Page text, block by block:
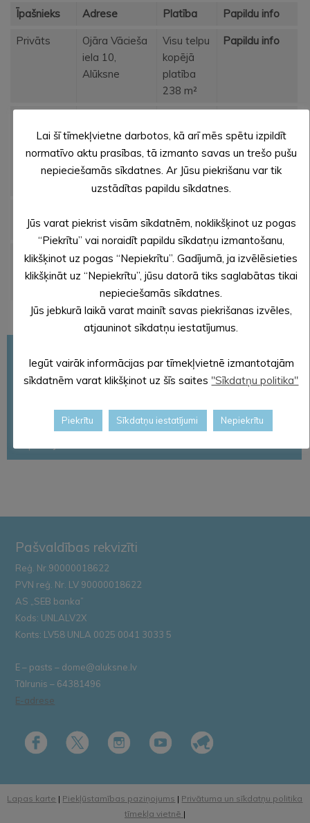
Īpašnieks Adrese Platība Papildu info
Privāts
Ojāra Vācieša
iela 10,
Alūksne
Visu telpu
kopējā
platība
238 m²
Papildu info
novada
pašvaldība
Liepnas
pagasts,
Alūksnes
novads
1.0017ha
Apbūves
laukums
683.2 m²
Liepnas
pagasts,
Alūksnes
novads
3, Alūksne
Privāts
Rūpniecības
iela 2P,
Alūksne
2000 m2 Papildu info
Atbalsta institūcijas uzņēmējiem
Investīciju teritorijas
Pašvaldības rekvizīti
Reģ. Nr.90000018622
PVN reģ. Nr. LV 90000018622
AS „SEB banka”
Kods: UNLALV2X
Konts: LV58 UNLA 0025 0041 3033 5
E – pasts – dome@aluksne.lv
Tālrunis – 64381496
E-adrese
Lapas karte | Piekļūstamības paziņojums | Privātuma un sīkdatņu politika
tīmekļa vietnē |
Lai šī tīmekļvietne darbotos, kā arī mēs spētu izpildīt
normatīvo aktu prasības, tā izmanto savas un trešo pušu
nepieciešamās sīkdatnes. Ar Jūsu piekrišanu var tik
uzstādītas papildu sīkdatnes.
Jūs varat piekrist visām sīkdatnēm, noklikšķinot uz pogas
“Piekrītu” vai noraidīt papildu sīkdatņu izmantošanu,
klikšķinot uz pogas “Nepiekrītu”. Gadījumā, ja izvēlēsieties
klikšķināt uz “Nepiekrītu”, jūsu datorā tiks saglabātas tikai
nepieciešamās sīkdatnes.
Jūs jebkurā laikā varat mainīt savas piekrišanas izvēles,
atjauninot sīkdatņu iestatījumus.
Iegūt vairāk informācijas par tīmekļvietnē izmantotajām
sīkdatnēm varat klikšķinot uz šīs saites "Sīkdatņu politika"
Piekrītu Sīkdatņu iestatījumi Nepiekrītu